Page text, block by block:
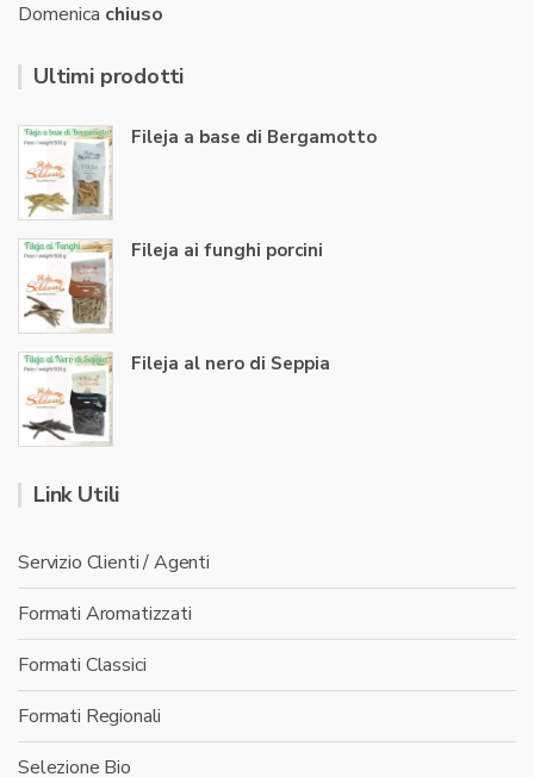
Domenica chiuso
Ultimi prodotti
Fileja a base di Bergamotto
Fileja ai funghi porcini
Fileja al nero di Seppia
Link Utili
Servizio Clienti / Agenti
Formati Aromatizzati
Formati Classici
Formati Regionali
Selezione Bio